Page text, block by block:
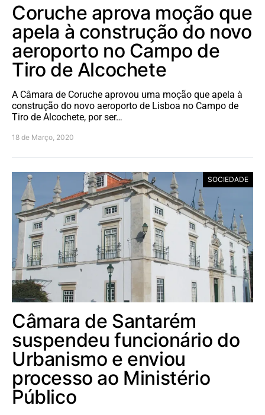
Coruche aprova moção que
apela à construção do novo
aeroporto no Campo de
Tiro de Alcochete
A Câmara de Coruche aprovou uma moção que apela à
construção do novo aeroporto de Lisboa no Campo de
Tiro de Alcochete, por ser…
18 de Março, 2020
SOCIEDADE
Câmara de Santarém
suspendeu funcionário do
Urbanismo e enviou
processo ao Ministério
Público